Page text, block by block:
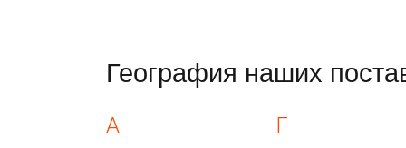
География наших
А Г